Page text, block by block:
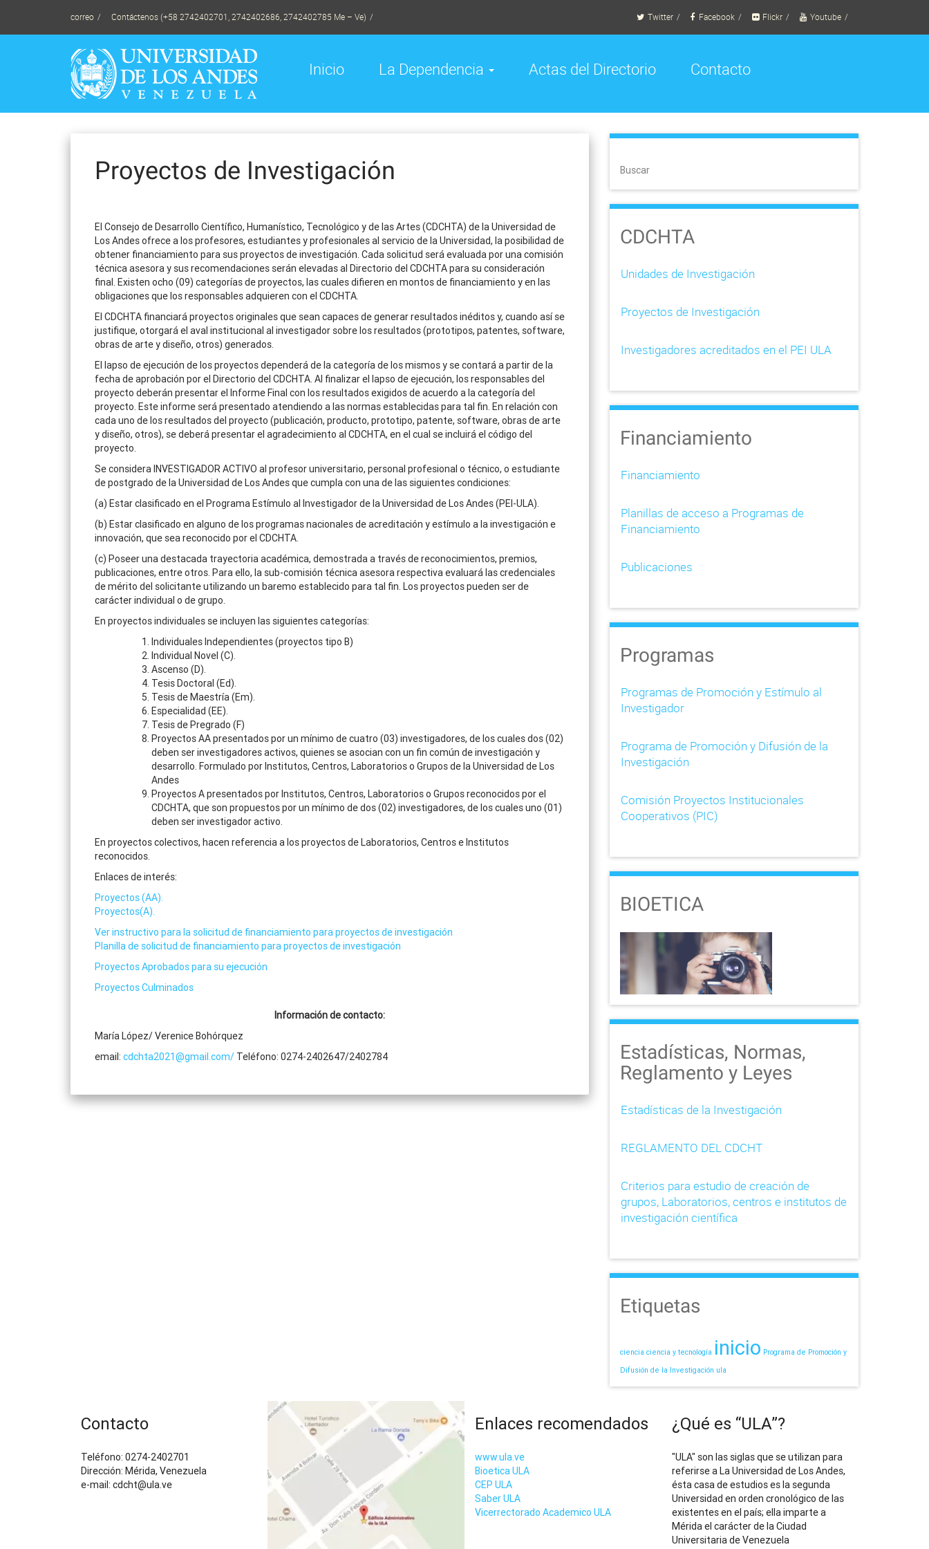
content
correo Contáctenos (+58 2742402701, 2742402686, 2742402785 Me – Ve) Twitter Facebook Flickr Youtube
Inicio La Dependencia Actas del Directorio Contacto
Proyectos de Investigación
El Consejo de Desarrollo Científico, Humanístico, Tecnológico y de las Artes (CDCHTA) de la Universidad de
Los Andes ofrece a los profesores, estudiantes y profesionales al servicio de la Universidad, la posibilidad de
obtener financiamiento para sus proyectos de investigación. Cada solicitud será evaluada por una comisión
técnica asesora y sus recomendaciones serán elevadas al Directorio del CDCHTA para su consideración
final. Existen ocho (09) categorías de proyectos, las cuales difieren en montos de financiamiento y en las
obligaciones que los responsables adquieren con el CDCHTA.
El CDCHTA financiará proyectos originales que sean capaces de generar resultados inéditos y, cuando así se
justifique, otorgará el aval institucional al investigador sobre los resultados (prototipos, patentes, software,
obras de arte y diseño, otros) generados.
El lapso de ejecución de los proyectos dependerá de la categoría de los mismos y se contará a partir de la
fecha de aprobación por el Directorio del CDCHTA. Al finalizar el lapso de ejecución, los responsables del
proyecto deberán presentar el Informe Final con los resultados exigidos de acuerdo a la categoría del
proyecto. Este informe será presentado atendiendo a las normas establecidas para tal fin. En relación con
cada uno de los resultados del proyecto (publicación, producto, prototipo, patente, software, obras de arte
y diseño, otros), se deberá presentar el agradecimiento al CDCHTA, en el cual se incluirá el código del
proyecto.
Se considera INVESTIGADOR ACTIVO al profesor universitario, personal profesional o técnico, o estudiante
de postgrado de la Universidad de Los Andes que cumpla con una de las siguientes condiciones:
(a) Estar clasificado en el Programa Estímulo al Investigador de la Universidad de Los Andes (PEI-ULA).
(b) Estar clasificado en alguno de los programas nacionales de acreditación y estímulo a la investigación e
innovación, que sea reconocido por el CDCHTA.
(c) Poseer una destacada trayectoria académica, demostrada a través de reconocimientos, premios,
publicaciones, entre otros. Para ello, la sub-comisión técnica asesora respectiva evaluará las credenciales
de mérito del solicitante utilizando un baremo establecido para tal fin. Los proyectos pueden ser de
carácter individual o de grupo.
En proyectos individuales se incluyen las siguientes categorías:
Individuales Independientes (proyectos tipo B)
Individual Novel (C).
Ascenso (D).
Tesis Doctoral (Ed).
Tesis de Maestría (Em).
Especialidad (EE).
Tesis de Pregrado (F)
Proyectos AA presentados por un mínimo de cuatro (03) investigadores, de los cuales dos (02)
deben ser investigadores activos, quienes se asocian con un fin común de investigación y
desarrollo. Formulado por Institutos, Centros, Laboratorios o Grupos de la Universidad de Los
Andes
Proyectos A presentados por Institutos, Centros, Laboratorios o Grupos reconocidos por el
CDCHTA, que son propuestos por un mínimo de dos (02) investigadores, de los cuales uno (01)
deben ser investigador activo.
En proyectos colectivos, hacen referencia a los proyectos de Laboratorios, Centros e Institutos
reconocidos.
Enlaces de interés:
Proyectos (AA).
Proyectos(A).
Ver instructivo para la solicitud de financiamiento para proyectos de investigación
Planilla de solicitud de financiamiento para proyectos de investigación
Proyectos Aprobados para su ejecución
Proyectos Culminados
Información de contacto:
María López/ Verenice Bohórquez
email: cdchta2021@gmail.com/ Teléfono: 0274-2402647/2402784
Buscar
CDCHTA
Unidades de Investigación
Proyectos de Investigación
Investigadores acreditados en el PEI ULA
Financiamiento
Financiamiento
Planillas de acceso a Programas de
Financiamiento
Publicaciones
Programas
Programas de Promoción y Estímulo al
Investigador
Programa de Promoción y Difusión de la
Investigación
Comisión Proyectos Institucionales
Cooperativos (PIC)
BIOETICA
Estadísticas, Normas,
Reglamento y Leyes
Estadísticas de la Investigación
REGLAMENTO DEL CDCHT
Criterios para estudio de creación de
grupos, Laboratorios, centros e institutos de
investigación científica
Etiquetas
ciencia ciencia y tecnología inicio Programa de Promoción y
Difusión de la Investigación ula
Contacto
Teléfono: 0274-2402701
Dirección: Mérida, Venezuela
e-mail: cdcht@ula.ve
Enlaces recomendados
www.ula.ve
Bioetica ULA
CEP ULA
Saber ULA
Vicerrectorado Academico ULA
¿Qué es “ULA”?
"ULA" son las siglas que se utilizan para
referirse a La Universidad de Los Andes,
ésta casa de estudios es la segunda
Universidad en orden cronológico de las
existentes en el país; ella imparte a
Mérida el carácter de la Ciudad
Universitaria de Venezuela